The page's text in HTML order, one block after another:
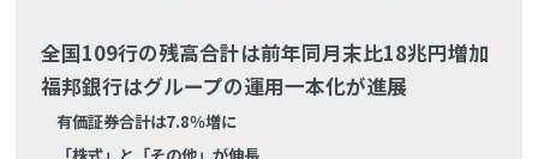
全国109行の残高合計は前年同月末比18兆円増加
福邦銀行はグループの運用一本化が進展
有価証券合計は7.8％増に